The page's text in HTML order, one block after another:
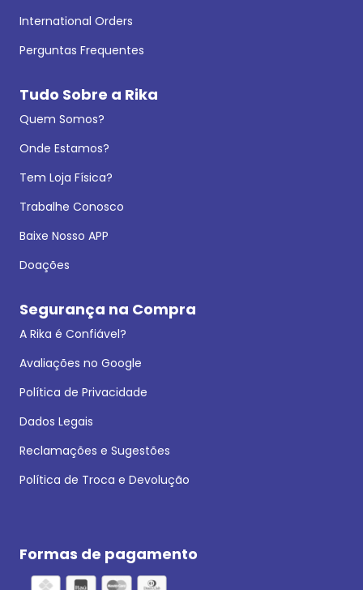
International Orders
Perguntas Frequentes
Tudo Sobre a Rika
Quem Somos?
Onde Estamos?
Tem Loja Física?
Trabalhe Conosco
Baixe Nosso APP
Doações
Segurança na Compra
A Rika é Confiável?
Avaliações no Google
Política de Privacidade
Dados Legais
Reclamações e Sugestões
Política de Troca e Devolução
Formas de pagamento